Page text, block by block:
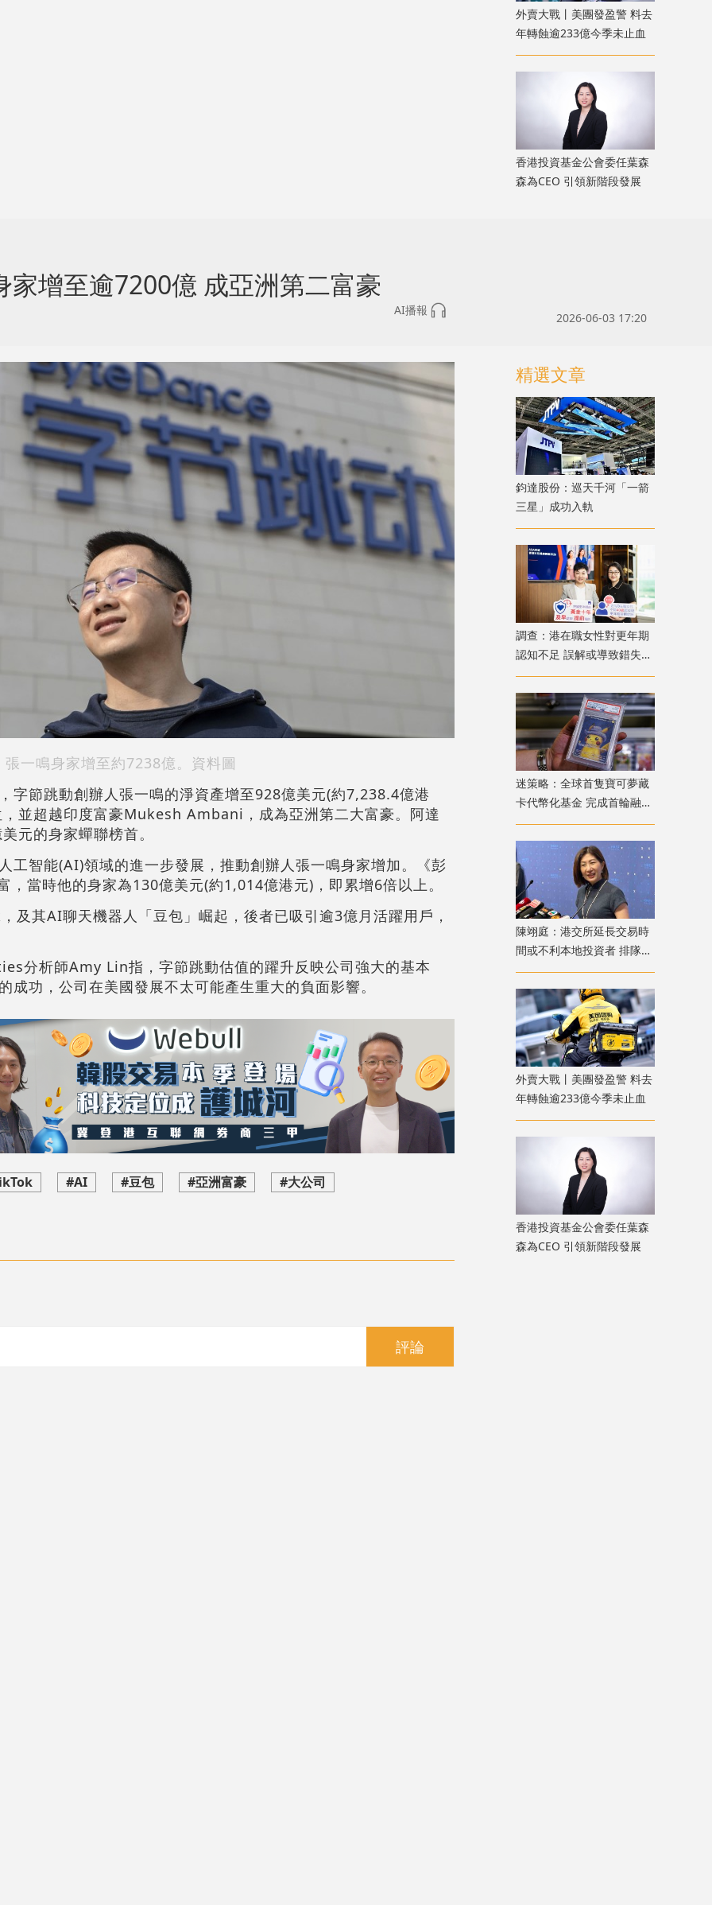
外賣大戰丨美團發盈警 料去
年轉蝕逾233億今季未止血
香港投資基金公會委任葉森
森為CEO 引領新階段發展
增至逾7200億 成亞洲第二富豪
AI播報
2026-06-03 17:20
張一鳴身家增至約7238億。資料圖
字節跳動創辦人張一鳴的淨資產增至928億美元(約7,238.4億港
並超越印度富豪Mukesh Ambani，成為亞洲第二大富豪。阿達
元的身家蟬聯榜首。
工智能(AI)領域的進一步發展，推動創辦人張一鳴身家增加。《彭
當時他的身家為130億美元(約1,014億港元)，即累增6倍以上。
及其AI聊天機器人「豆包」崛起，後者已吸引逾3億月活躍用戶，
分析師Amy Lin指，字節跳動估值的躍升反映公司強大的基本
成功，公司在美國發展不太可能產生重大的負面影響。
#AI #豆包 #亞洲富豪 #大公司
評論
精選文章
鈞達股份：巡天千河「一箭
三星」成功入軌
調查：港在職女性對更年期
認知不足 誤解或導致錯失
「黃金預防期」
迷策略：全球首隻寶可夢藏
卡代幣化基金 完成首輪融資
兼獲超購
陳翊庭：港交所延長交易時
間或不利本地投資者 排隊上
市公司數量創新高
外賣大戰丨美團發盈警 料去
年轉蝕逾233億今季未止血
香港投資基金公會委任葉森
森為CEO 引領新階段發展